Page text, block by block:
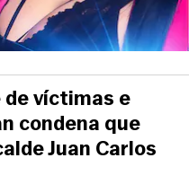
víctimas e
condena que
Juan Carlos